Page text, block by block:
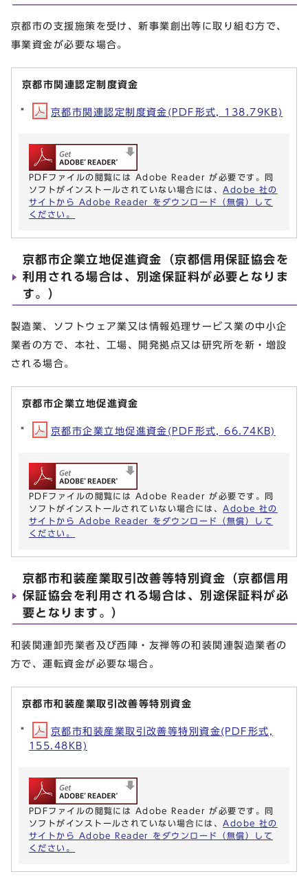
京都市の支援施策を受け、新事業創出等に取り組む方で、
事業資金が必要な場合。
京都市関連認定制度資金
京都市関連認定制度資金(PDF形式, 138.79KB)
PDFファイルの閲覧には Adobe Reader が必要です。同
ソフトがインストールされていない場合には、 Adobe 社の
サイトから Adobe Reader をダウンロード（無償）して
ください。
京都市企業立地促進資金（京都信用保証協会を
利用される場合は、別途保証料が必要となりま
す。）
製造業、ソフトウェア業又は情報処理サービス業の中小企
業者の方で、本社、工場、開発拠点又は研究所を新・増設
される場合。
京都市企業立地促進資金
京都市企業立地促進資金(PDF形式, 66.74KB)
PDFファイルの閲覧には Adobe Reader が必要です。同
ソフトがインストールされていない場合には、 Adobe 社の
サイトから Adobe Reader をダウンロード（無償）して
ください。
京都市和装産業取引改善等特別資金（京都信用
保証協会を利用される場合は、別途保証料が必
要となります。）
和装関連卸売業者及び西陣・友禅等の和装関連製造業者の
方で、運転資金が必要な場合。
京都市和装産業取引改善等特別資金
京都市和装産業取引改善等特別資金(PDF形式,
155.48KB)
PDFファイルの閲覧には Adobe Reader が必要です。同
ソフトがインストールされていない場合には、 Adobe 社の
サイトから Adobe Reader をダウンロード（無償）して
ください。